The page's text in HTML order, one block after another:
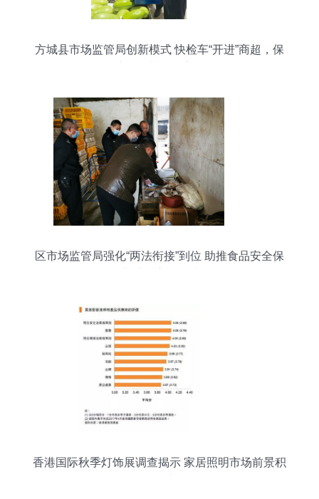
方城县市场监管局创新模式 快检车“开进”商超，保
区市场监管局强化“两法衔接”到位 助推食品安全保
香港国际秋季灯饰展调查揭示 家居照明市场前景积